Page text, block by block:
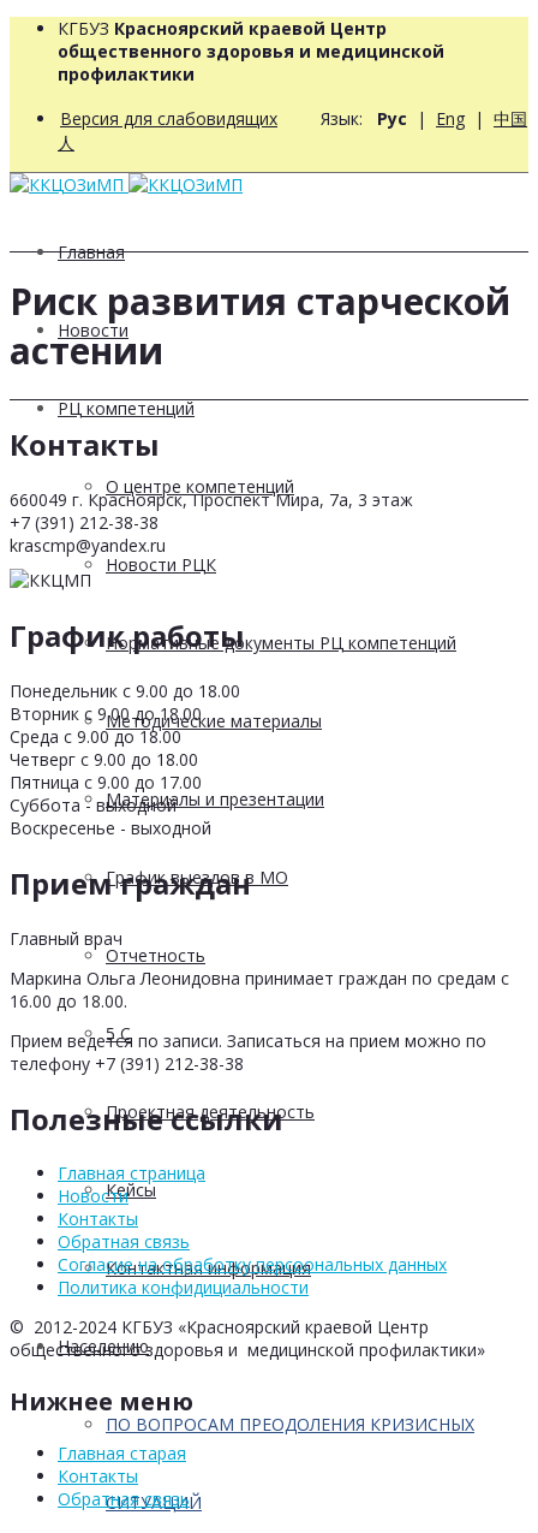
КГБУЗ Красноярский краевой Центр
общественного здоровья и медицинской
профилактики
Версия для слабовидящих Язык: Рус | Eng | 中国
人
Главная
Новости
РЦ компетенций
О центре компетенций
Новости РЦК
Нормативные документы РЦ компетенций
Методические материалы
Материалы и презентации
График выездов в МО
Отчетность
5 С
Проектная деятельность
Кейсы
Контактная информация
Населению
ПО ВОПРОСАМ ПРЕОДОЛЕНИЯ КРИЗИСНЫХ
СИТУАЦИЙ
Риск развития старческой
астении
Контакты
660049 г. Красноярск, Проспект Мира, 7а, 3 этаж
+7 (391) 212-38-38
krascmp@yandex.ru
График работы
Понедельник с 9.00 до 18.00
Вторник с 9.00 до 18.00
Среда с 9.00 до 18.00
Четверг с 9.00 до 18.00
Пятница с 9.00 до 17.00
Суббота - выходной
Воскресенье - выходной
Прием граждан
Главный врач
Маркина Ольга Леонидовна принимает граждан по средам с
16.00 до 18.00.
Прием ведется по записи. Записаться на прием можно по
телефону +7 (391) 212-38-38
Полезные ссылки
Главная страница
Новости
Контакты
Обратная связь
Согласие на обработку персоональных данных
Политика конфидициальности
© 2012-2024 КГБУЗ «Красноярский краевой Центр
общественного здоровья и медицинской профилактики»
Нижнее меню
Главная старая
Контакты
Обратная связь